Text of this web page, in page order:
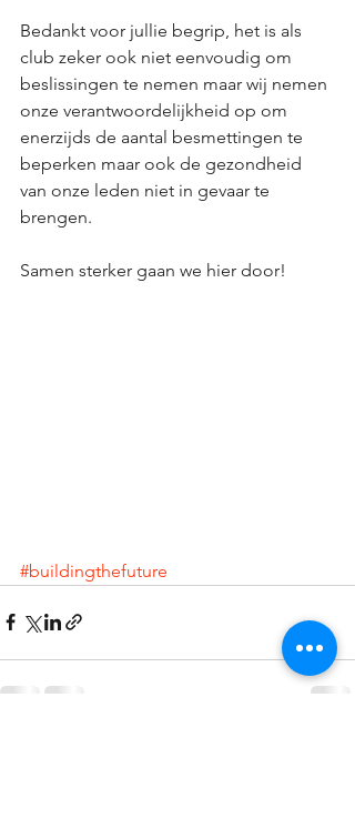
Bedankt voor jullie begrip, het is als
club zeker ook niet eenvoudig om
beslissingen te nemen maar wij nemen
onze verantwoordelijkheid op om
enerzijds de aantal besmettingen te
beperken maar ook de gezondheid
van onze leden niet in gevaar te
brengen.
Samen sterker gaan we hier door!
#buildingthefuture